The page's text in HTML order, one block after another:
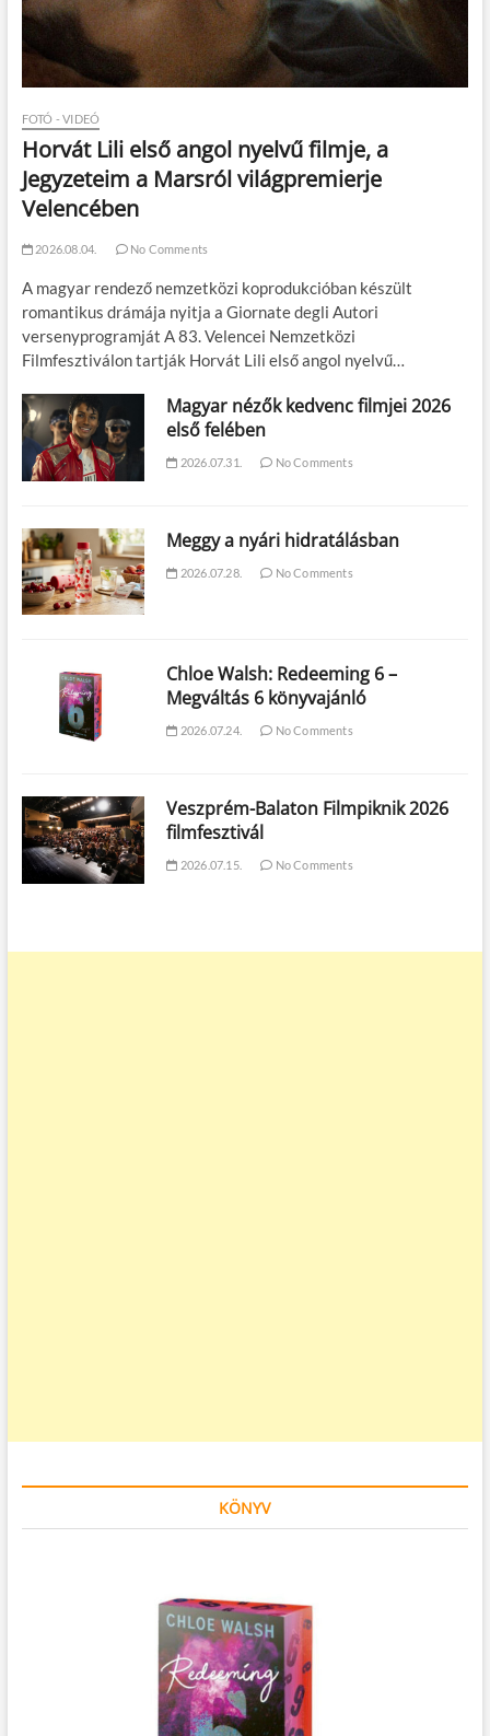
FOTÓ - VIDEÓ
Horvát Lili első angol nyelvű filmje, a
Jegyzeteim a Marsról világpremierje
Velencében
2026.08.04. No Comments
A magyar rendező nemzetközi koprodukcióban készült
romantikus drámája nyitja a Giornate degli Autori
versenyprogramját A 83. Velencei Nemzetközi
Filmfesztiválon tartják Horvát Lili első angol nyelvű…
Magyar nézők kedvenc filmjei 2026
első felében
2026.07.31. No Comments
Meggy a nyári hidratálásban
2026.07.28. No Comments
Chloe Walsh: Redeeming 6 –
Megváltás 6 könyvajánló
2026.07.24. No Comments
Veszprém-Balaton Filmpiknik 2026
filmfesztivál
2026.07.15. No Comments
KÖNYV